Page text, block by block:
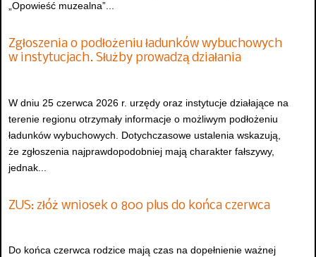
„Opowieść muzealna”...
Zgłoszenia o podłożeniu ładunków wybuchowych
w instytucjach. Służby prowadzą działania
W dniu 25 czerwca 2026 r. urzędy oraz instytucje działające na
terenie regionu otrzymały informacje o możliwym podłożeniu
ładunków wybuchowych. Dotychczasowe ustalenia wskazują,
że zgłoszenia najprawdopodobniej mają charakter fałszywy,
jednak...
ZUS: złóż wniosek o 800 plus do końca czerwca
Do końca czerwca rodzice mają czas na dopełnienie ważnej